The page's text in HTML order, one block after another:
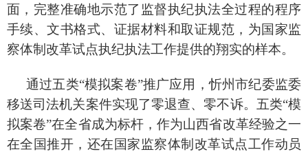
面，完整准确地示范了监督执纪执法全过程的程序
手续、文书格式、证据材料和取证规范，为国家监
察体制改革试点执纪执法工作提供的翔实的样本。
通过五类“模拟案卷”推广应用，忻州市纪委监委
移送司法机关案件实现了零退查、零不诉。五类“模
拟案卷”在全省成为标杆，作为山西省改革经验之一
在全国推开，还在国家监察体制改革试点工作动员